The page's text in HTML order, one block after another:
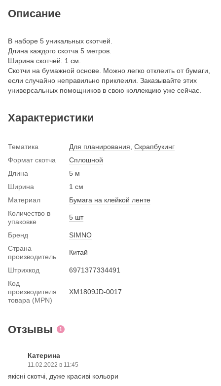
Описание
В наборе 5 уникальных скотчей.
Длина каждого скотча 5 метров.
Ширина скотчей: 1 см.
Скотчи на бумажной основе. Можно легко отклеить от бумаги,
если случайно неправильно приклеили. Заказывайте этих
универсальных помощников в свою коллекцию уже сейчас.
Характеристики
Тематика Для планирования Скрапбукинг
Формат скотча
Сплошной
Длина
5 м
Ширина
1 см
Материал
Бумага на клейкой ленте
Количество в
упаковке
5 шт
Бренд
SIMNO
Страна
производитель
Китай
Штрихкод
6971377334491
Код
производителя
товара (MPN)
XM1809JD-0017
Отзывы 1
Катерина
11.02.2022 в 11:45
якісні скотчі, дуже красиві кольори